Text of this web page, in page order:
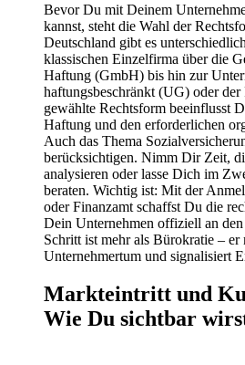
Bevor Du mit Deinem
kannst, steht die Wahl der
Deutschland gibt es
klassischen Einzelfirma über die
Haftung (GmbH) bis hin zur
haftungsbeschränkt (UG) oder der
gewählte Rechtsform beeinflusst
Haftung und den erforderlichen
Auch das Thema
berücksichtigen. Nimm Dir Zeit,
analysieren oder lasse Dich im
beraten. Wichtig ist: Mit der
oder Finanzamt schaffst Du die
Dein Unternehmen offiziell an
Schritt ist mehr als Bürokratie –
Unternehmertum und signalisiert
Markteintritt und
Wie Du sichtbar